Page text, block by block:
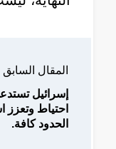
المقال السابق
احتياط وتعزز
الحدود كافة.